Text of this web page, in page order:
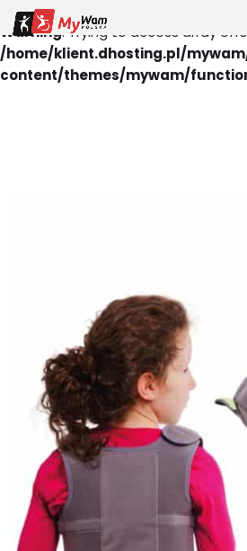
Warning: Trying to access array
/home/klient.dhosting.pl/
content/themes/mywam/